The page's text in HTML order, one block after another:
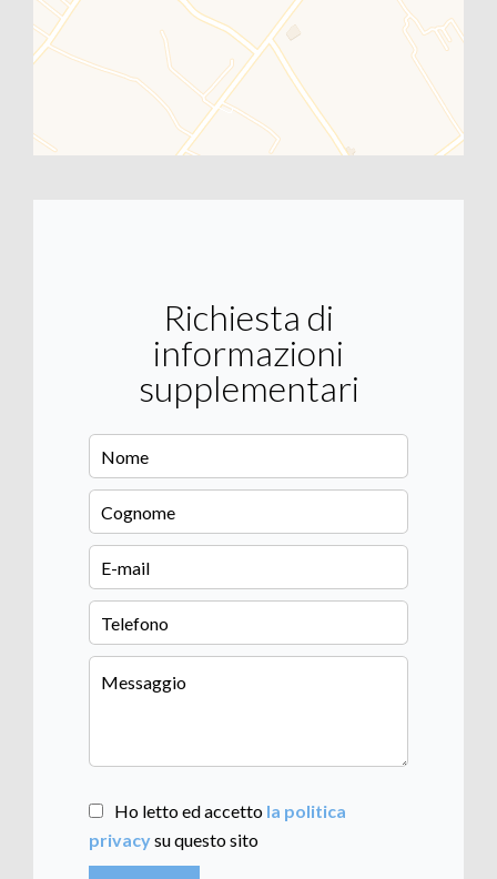
Richiesta di
informazioni
supplementari
Ho letto ed accetto la politica
privacysu questo sito